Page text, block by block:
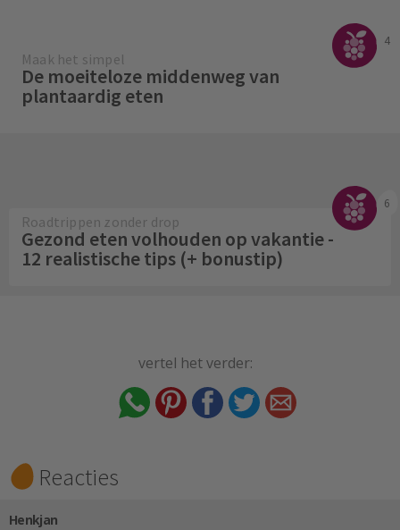
4
Maak het simpel
De moeiteloze middenweg van
plantaardig eten
6
Roadtrippen zonder drop
Gezond eten volhouden op vakantie -
12 realistische tips (+ bonustip)
vertel het verder:
Reacties
Henkjan